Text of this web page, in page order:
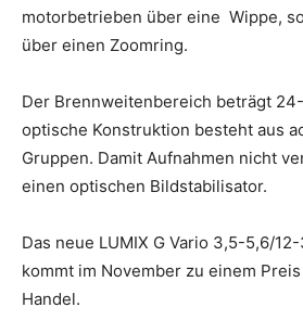
motorbetrieben über eine Wippe,
über einen Zoomring.
Der Brennweitenbereich beträgt
optische Konstruktion besteht aus
Gruppen. Damit Aufnahmen nicht
einen optischen Bildstabilisator.
Das neue LUMIX G Vario 3,5-5,6/
kommt im November zu einem
Handel.